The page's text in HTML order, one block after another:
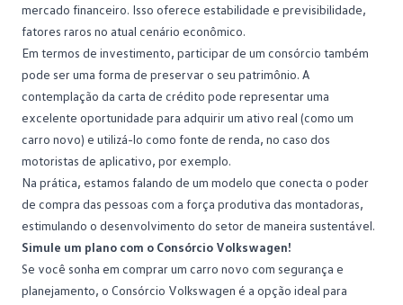
mercado financeiro. Isso oferece estabilidade e previsibilidade,
fatores raros no atual cenário econômico.
Em termos de investimento, participar de um consórcio também
pode ser uma forma de preservar o seu patrimônio. A
contemplação da carta de crédito pode representar uma
excelente oportunidade para adquirir um ativo real (como um
carro novo) e utilizá-lo como fonte de renda, no caso dos
motoristas de aplicativo, por exemplo.
Na prática, estamos falando de um modelo que conecta o poder
de compra das pessoas com a força produtiva das montadoras,
estimulando o desenvolvimento do setor de maneira sustentável.
Simule um plano com o Consórcio Volkswagen!
Se você sonha em comprar um carro novo com segurança e
planejamento, o Consórcio Volkswagen é a opção ideal para